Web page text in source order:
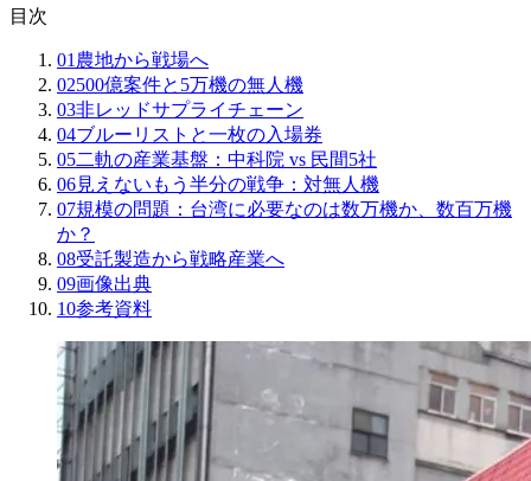
目次
01 農地から戦場へ
02500億案件と5万機の無人機
03非レッドサプライチェーン
04ブルーリストと一枚の入場券
05二軌の産業基盤：中科院 vs 民間5社
06見えないもう半分の戦争：対無人機
07規模の問題：台湾に必要なのは数万機か、数百万機
か？
08受託製造から戦略産業へ
09画像出典
10参考資料